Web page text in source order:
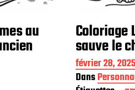
au Coloriage
sauve le
D
a
t
février 28, 2025
Dans